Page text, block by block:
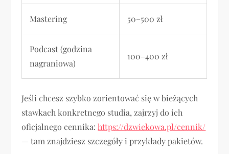
Mastering 50–500 zł
Podcast (godzina
nagraniowa)
100–400 zł
Jeśli chcesz szybko zorientować się w bieżących
stawkach konkretnego studia, zajrzyj do ich
oficjalnego cennika:https://dzwiekowa.pl/cennik/
— tam znajdziesz szczegóły i przykłady pakietów.